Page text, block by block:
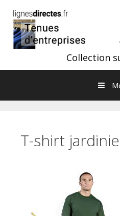
Collection
T-shirt